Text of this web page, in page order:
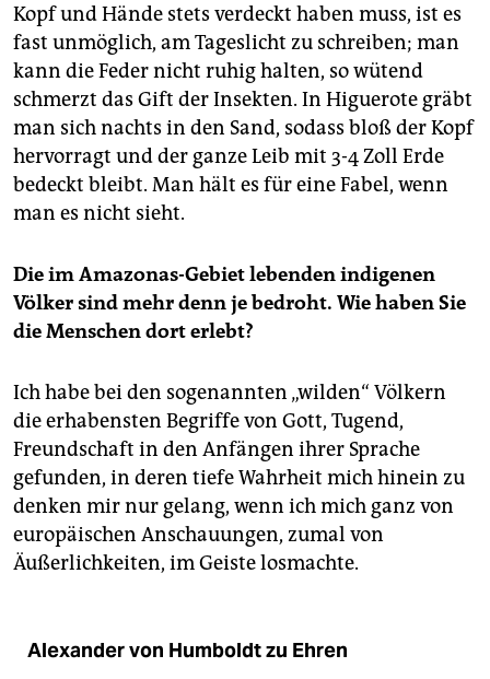
Kopf und Hände stets verdeckt haben muss, ist es
fast unmöglich, am Tageslicht zu schreiben; man
kann die Feder nicht ruhig halten, so wütend
schmerzt das Gift der Insekten. In Higuerote gräbt
man sich nachts in den Sand, sodass bloß der Kopf
hervorragt und der ganze Leib mit 3-4 Zoll Erde
bedeckt bleibt. Man hält es für eine Fabel, wenn
man es nicht sieht.
Die im Amazonas-Gebiet lebenden indigenen
Völker sind mehr denn je bedroht. Wie haben Sie
die Menschen dort erlebt?
Ich habe bei den sogenannten „wilden“ Völkern
die erhabensten Begriffe von Gott, Tugend,
Freundschaft in den Anfängen ihrer Sprache
gefunden, in deren tiefe Wahrheit mich hinein zu
denken mir nur gelang, wenn ich mich ganz von
europäischen Anschauungen, zumal von
Äußerlichkeiten, im Geiste losmachte.
Alexander von Humboldt zu Ehren